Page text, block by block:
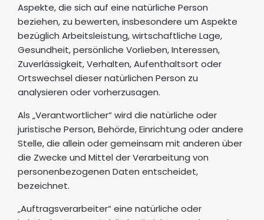
Aspekte, die sich auf eine natürliche Person
beziehen, zu bewerten, insbesondere um Aspekte
bezüglich Arbeitsleistung, wirtschaftliche Lage,
Gesundheit, persönliche Vorlieben, Interessen,
Zuverlässigkeit, Verhalten, Aufenthaltsort oder
Ortswechsel dieser natürlichen Person zu
analysieren oder vorherzusagen.
Als „Verantwortlicher“ wird die natürliche oder
juristische Person, Behörde, Einrichtung oder andere
Stelle, die allein oder gemeinsam mit anderen über
die Zwecke und Mittel der Verarbeitung von
personenbezogenen Daten entscheidet,
bezeichnet.
„Auftragsverarbeiter“ eine natürliche oder